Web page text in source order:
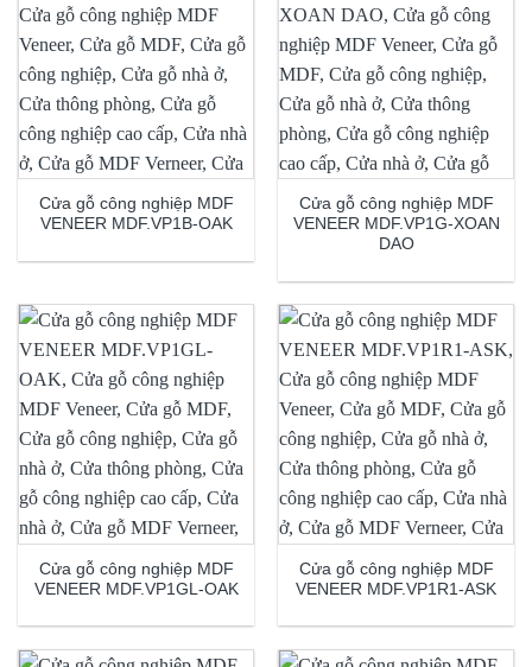
Cửa gỗ công nghiệp MDF
VENEER MDF.VP1B-OAK
Cửa gỗ công nghiệp MDF
VENEER MDF.VP1G-XOAN
DAO
Cửa gỗ công nghiệp MDF
VENEER MDF.VP1GL-OAK
Cửa gỗ công nghiệp MDF
VENEER MDF.VP1R1-ASK